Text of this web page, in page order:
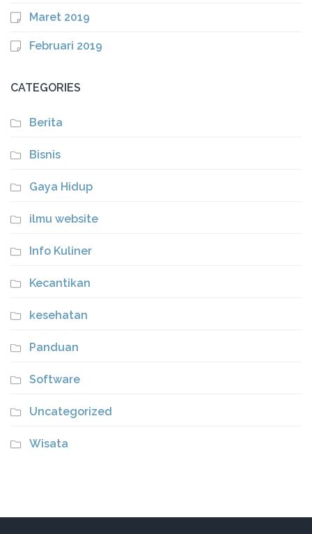
Maret 2019
Februari 2019
CATEGORIES
Berita
Bisnis
Gaya Hidup
ilmu website
Info Kuliner
Kecantikan
kesehatan
Panduan
Software
Uncategorized
Wisata